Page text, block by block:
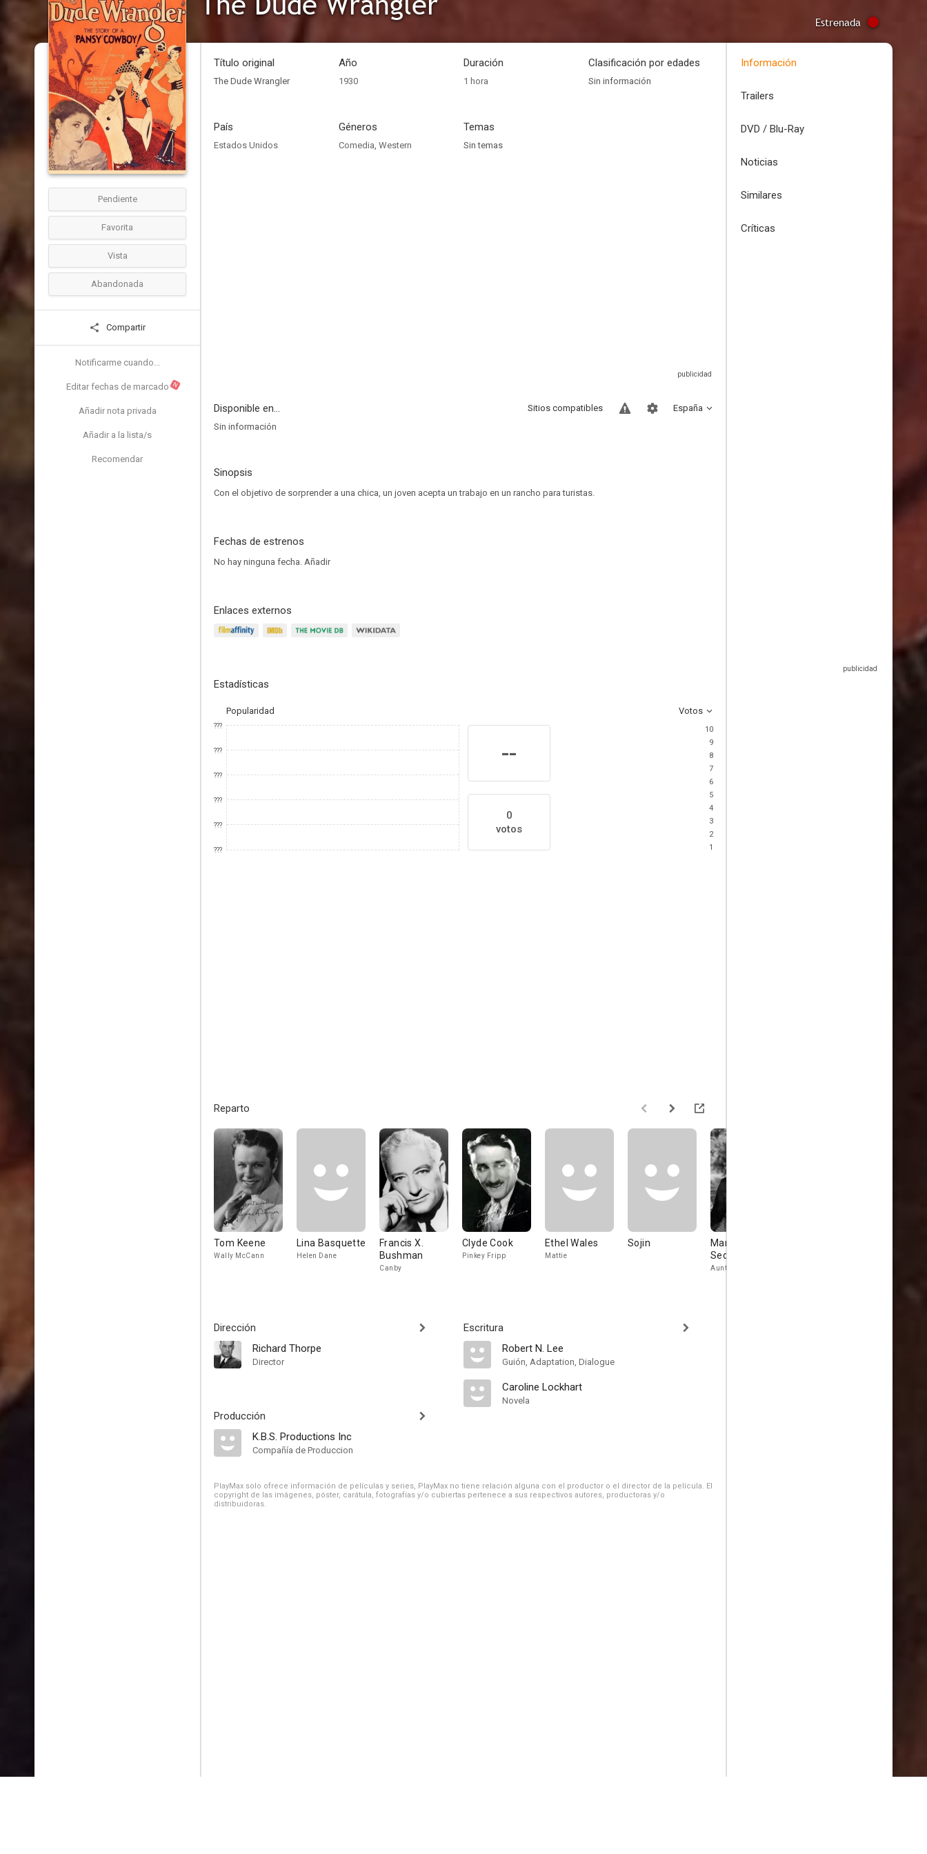
Estrenada
Pendiente
Favorita
Vista
Abandonada
Compartir
Notificarme cuando...
Editar fechas de marcado N
Añadir nota privada
Añadir a la lista/s
Recomendar
Título original
The Dude Wrangler
Año
1930
Duración
1 hora
Clasificación por edades
Sin información
País
Estados Unidos
Géneros
Comedia, Western
Temas
Sin temas
Disponible en... España
Sitios compatibles
Sin información
Sinopsis
Con el objetivo de sorprender a una chica, un joven acepta un trabajo en un rancho para turistas.
Fechas de estrenos
No hay ninguna fecha. Añadir
Enlaces externos
Estadísticas
Popularidad Votos
???
???
???
???
???
???
--
0
votos
10
9
8
7
6
5
4
3
2
1
Reparto
Tom Keene
Wally McCann
Lina Basquette
Helen Dane
Francis X.
Bushman
Canby
Clyde Cook
Pinkey Fripp
Ethel Wales
Mattie
Sojin
Margaret
Seddon
Aunt Mary
Dirección
Richard Thorpe
Director
Producción
K.B.S. Productions Inc
Compañía de Produccion
Escritura
Robert N. Lee
Guión, Adaptation, Dialogue
Caroline Lockhart
Novela
PlayMax solo ofrece información de películas y series, PlayMax no tiene relación alguna con el productor o el director de la película. El
copyright de las imágenes, póster, carátula, fotografías y/o cubiertas pertenece a sus respectivos autores, productoras y/o
distribuidoras.
Información
Trailers
DVD / Blu-Ray
Noticias
Similares
Críticas